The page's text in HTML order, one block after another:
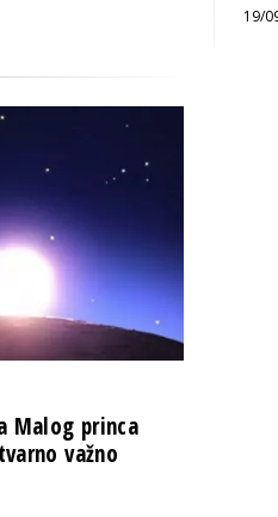
19/
Malog princa
važno